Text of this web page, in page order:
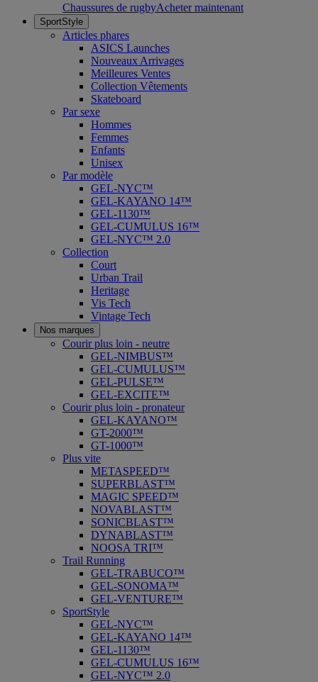
Chaussures de rugbyAcheter maintenant
SportStyle
Articles phares
ASICS Launches
Nouveaux Arrivages
Meilleures Ventes
Collection Vêtements
Skateboard
Par sexe
Hommes
Femmes
Enfants
Unisex
Par modèle
GEL-NYC™
GEL-KAYANO 14™
GEL-1130™
GEL-CUMULUS 16™
GEL-NYC™ 2.0
Collection
Court
Urban Trail
Heritage
Vis Tech
Vintage Tech
Nos marques
Courir plus loin - neutre
GEL-NIMBUS™
GEL-CUMULUS™
GEL-PULSE™
GEL-EXCITE™
Courir plus loin - pronateur
GEL-KAYANO™
GT-2000™
GT-1000™
Plus vite
METASPEED™
SUPERBLAST™
MAGIC SPEED™
NOVABLAST™
SONICBLAST™
DYNABLAST™
NOOSA TRI™
Trail Running
GEL-TRABUCO™
GEL-SONOMA™
GEL-VENTURE™
SportStyle
GEL-NYC™
GEL-KAYANO 14™
GEL-1130™
GEL-CUMULUS 16™
GEL-NYC™ 2.0